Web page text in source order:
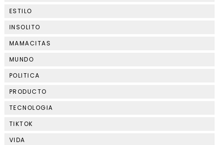
ESTILO
INSOLITO
MAMACITAS
MUNDO
POLITICA
PRODUCTO
TECNOLOGIA
TIKTOK
VIDA